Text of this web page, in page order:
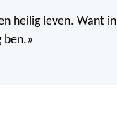
heilig leven. Want in
ben.»